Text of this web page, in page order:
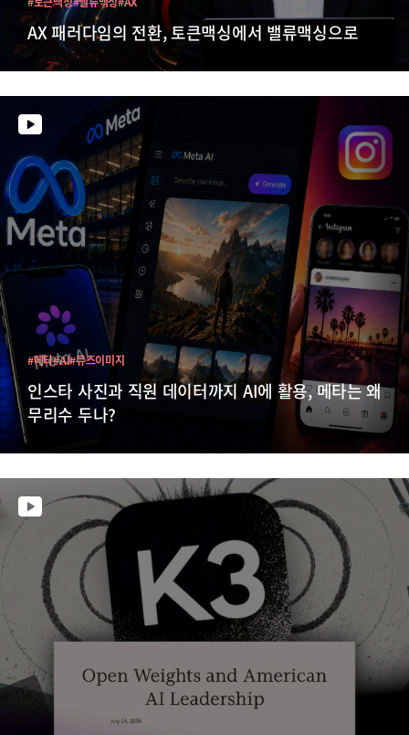
AX 패러다임의 전환, 토큰맥싱에서 밸류맥싱으로
인스타 사진과 직원 데이터까지 AI에 활용, 메타는 왜
무리수 두나?
#메타#AI#뮤즈이미지